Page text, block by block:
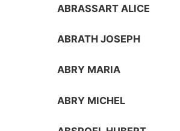
ABRASSART ALICE
ABRATH JOSEPH
ABRY MARIA
ABRY MICHEL